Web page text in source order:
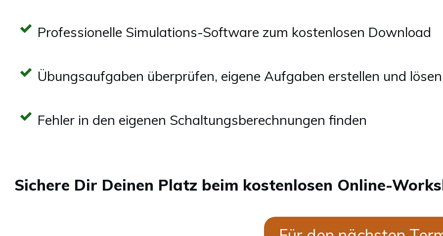
Professionelle Simulations-Software zum kostenlosen Download
Übungsaufgaben überprüfen, eigene Aufgaben erstellen und lösen
Fehler in den eigenen Schaltungsberechnungen finden
Sichere Dir Deinen Platz beim kostenlosen Online-